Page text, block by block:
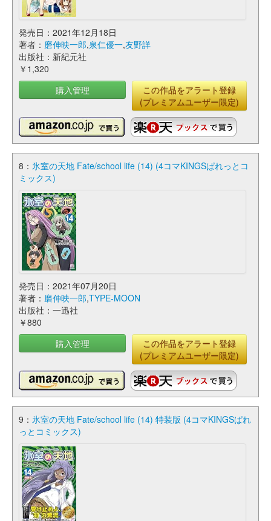
発売日：2021年12月18日
著者： 磨伸映一郎,泉仁優一,友野詳
出版社：新紀元社
￥1,320
購入管理
この作品をアラート登録
(プレミアムユーザー限定)
8： 氷室の天地 Fate/school life (14) (4コマKINGSぱれっとコ
ミックス)
発売日：2021年07月20日
著者： 磨伸映一郎,TYPE-MOON
出版社：一迅社
￥880
購入管理
この作品をアラート登録
(プレミアムユーザー限定)
9： 氷室の天地 Fate/school life (14) 特装版 (4コマKINGSぱれ
っとコミックス)